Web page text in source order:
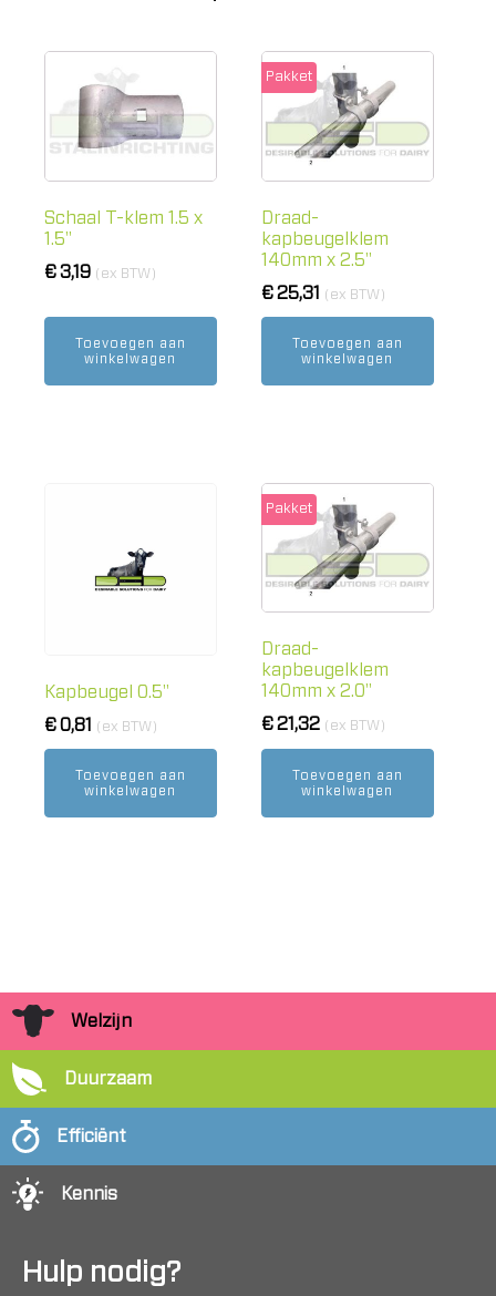
Schaal T-klem 1.5 x
1.5"
€3,19 (ex BTW)
Toevoegen aan
winkelwagen
Draad-
kapbeugelklem
140mm x 2.5"
Pakket
€25,31 (ex BTW)
Toevoegen aan
winkelwagen
Kapbeugel 0.5"
€0,81 (ex BTW)
Toevoegen aan
winkelwagen
Draad-
kapbeugelklem
140mm x 2.0"
Pakket
€21,32 (ex BTW)
Toevoegen aan
winkelwagen
Welzijn
Duurzaam
Efficiënt
Kennis
Hulp nodig?